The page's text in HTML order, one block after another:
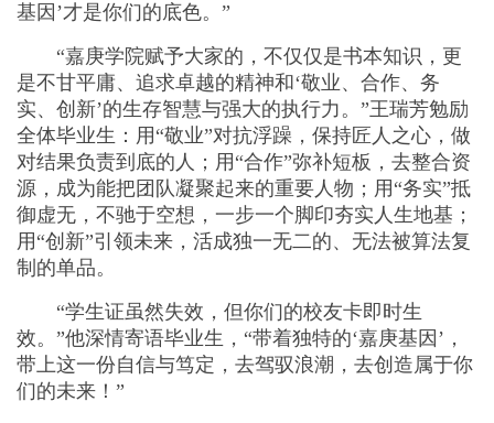
基因’才是你们的底色。”
“嘉庚学院赋予大家的，不仅仅是书本知识，更
是不甘平庸、追求卓越的精神和‘敬业、合作、务
实、创新’的生存智慧与强大的执行力。”王瑞芳勉励
全体毕业生：用“敬业”对抗浮躁，保持匠人之心，做
对结果负责到底的人；用“合作”弥补短板，去整合资
源，成为能把团队凝聚起来的重要人物；用“务实”抵
御虚无，不驰于空想，一步一个脚印夯实人生地基；
用“创新”引领未来，活成独一无二的、无法被算法复
制的单品。
“学生证虽然失效，但你们的校友卡即时生
效。”他深情寄语毕业生，“带着独特的‘嘉庚基因’，
带上这一份自信与笃定，去驾驭浪潮，去创造属于你
们的未来！”